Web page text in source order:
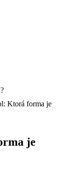
Ktorá forma je
je